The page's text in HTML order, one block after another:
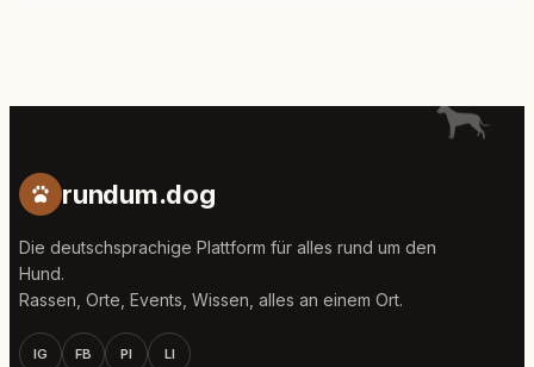
rundum.dog
Die deutschsprachige Plattform für alles rund um den
Hund.
Rassen, Orte, Events, Wissen, alles an einem Ort.
IG FB PI LI